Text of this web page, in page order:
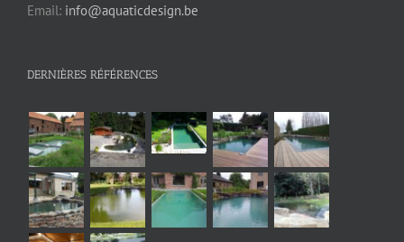
Email: info@aquaticdesign.be
DERNIÈRES RÉFÉRENCES